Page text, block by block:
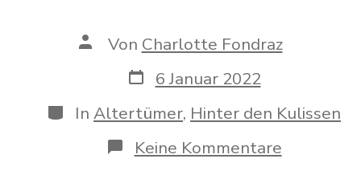
Autor
Beitrags
Von Charlotte Fondraz
Datum
des
Beitrags
6 Januar 2022
Kategorien
In Altertümer, Hinter den Kulissen
Keine Kommentarezu
Das